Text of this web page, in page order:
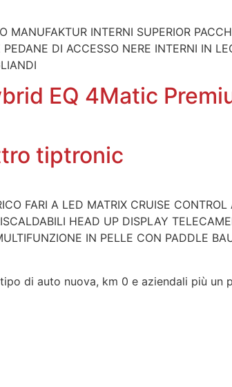
INTERNI SUPERIOR
DI ACCESSO NERE INTERNI IN
EQ 4Matic
tiptronic
FARI A LED MATRIX CRUISE
HEAD UP DISPLAY
IN PELLE CON PADDLE
di auto nuova, km 0 e aziendali più un